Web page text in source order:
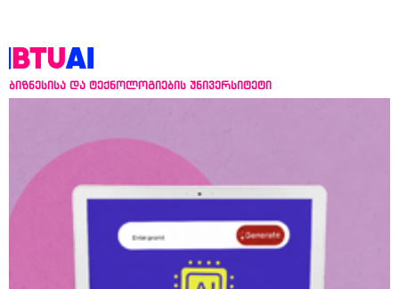
ბიზნესისა და ტექნოლოგიების უნივერსიტეტი